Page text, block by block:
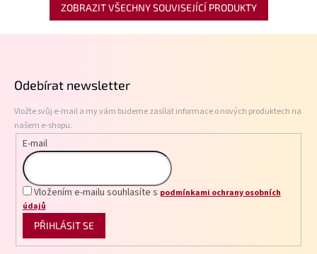
ZOBRAZIT VŠECHNY SOUVISEJÍCÍ PRODUKTY
Odebírat newsletter
Vložte svůj e-mail a my vám budeme zasílat informace o nových produktech na
našem e-shopu.
E-mail
Vložením e-mailu souhlasíte s podmínkami ochrany osobních
údajů
PŘIHLÁSIT SE